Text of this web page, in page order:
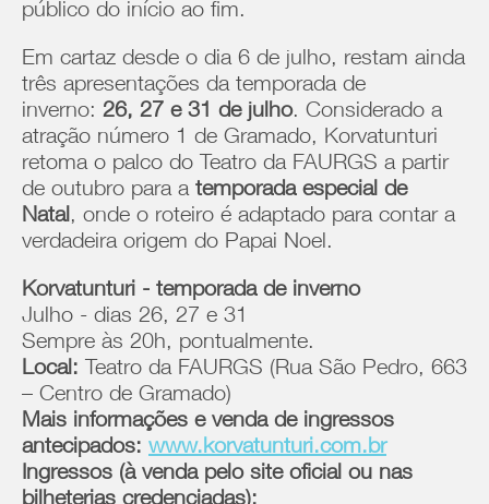
público do início ao fim.
Em cartaz desde o dia 6 de julho, restam ainda
três apresentações da temporada de
inverno: 26, 27 e 31 de julho. Considerado a
atração número 1 de Gramado, Korvatunturi
retoma o palco do Teatro da FAURGS a partir
de outubro para atemporada especial de
Natal, onde o roteiro é adaptado para contar a
verdadeira origem do Papai Noel.
Korvatunturi - temporada de inverno
Julho - dias 26, 27 e 31
Sempre às 20h, pontualmente.
Local: Teatro da FAURGS (Rua São Pedro, 663
– Centro de Gramado)
Mais informações e venda de ingressos
antecipados: www.korvatunturi.com.br
Ingressos (à venda pelo site oficial ou nas